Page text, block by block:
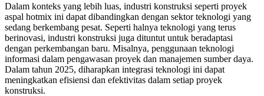
Dalam konteks yang lebih luas, industri konstruksi seperti proyek
aspal hotmix ini dapat dibandingkan dengan sektor teknologi yang
sedang berkembang pesat. Seperti halnya teknologi yang terus
berinovasi, industri konstruksi juga dituntut untuk beradaptasi
dengan perkembangan baru. Misalnya, penggunaan teknologi
informasi dalam pengawasan proyek dan manajemen sumber daya.
Dalam tahun 2025, diharapkan integrasi teknologi ini dapat
meningkatkan efisiensi dan efektivitas dalam setiap proyek
konstruksi.